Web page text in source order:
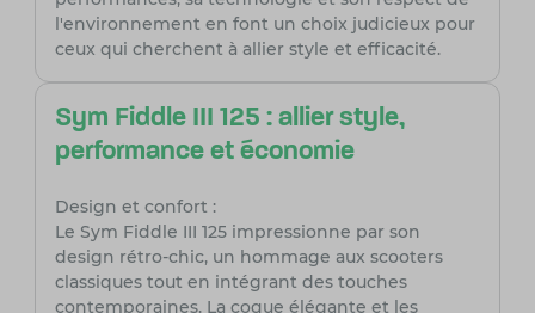
l'environnement en font un choix judicieux pour
ceux qui cherchent à allier style et efficacité.
Sym Fiddle III 125 : allier style,
performance et économie
Design et confort :
Le Sym Fiddle III 125 impressionne par son
design rétro-chic, un hommage aux scooters
classiques tout en intégrant des touches
contemporaines. La coque élégante et les